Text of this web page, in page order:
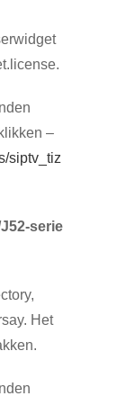
–
siptv_tiz
serie
Het